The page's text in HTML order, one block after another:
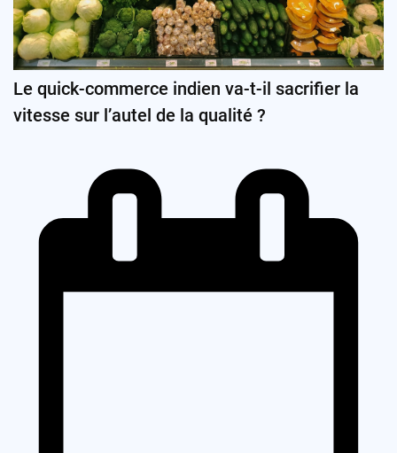
Le quick-commerce indien va-t-il sacrifier la
vitesse sur l’autel de la qualité ?